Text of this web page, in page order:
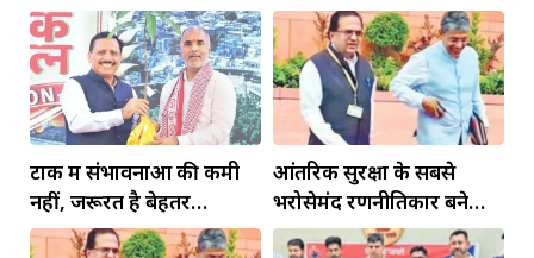
टोंक में संभावनाओं की कमी
नहीं, जरूरत है बेहतर
इंफ्रास्ट्रक्चर की
आंतरिक सुरक्षा के सबसे
भरोसेमंद रणनीतिकार बने
रहेंगे गोविंद मोहन